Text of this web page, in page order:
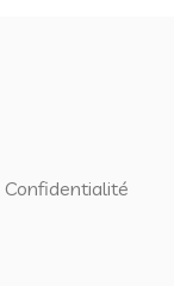
Confidentialité